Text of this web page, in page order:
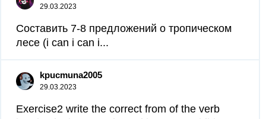
29.03.2023
Составить 7-8 предложений о тропическом
лесе (i can i can i...
kpucmuna2005
29.03.2023
Exercise2 write the correct from of the verb